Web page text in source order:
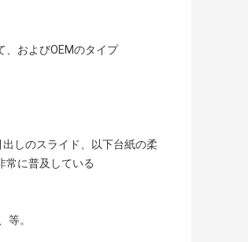
、およびOEMのタイプ
しのスライド、以下台紙の柔
常に普及している
等。